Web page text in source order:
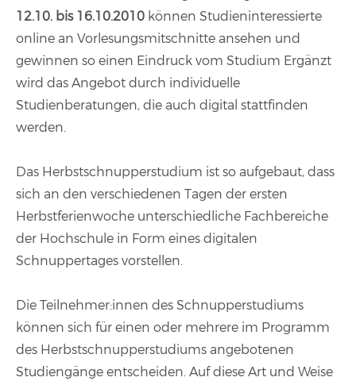
12.10. bis 16.10.2010 können Studieninteressierte
online an Vorlesungsmitschnitte ansehen und
gewinnen so einen Eindruck vom Studium Ergänzt
wird das Angebot durch individuelle
Studienberatungen, die auch digital stattfinden
werden.
Das Herbstschnupperstudium ist so aufgebaut, dass
sich an den verschiedenen Tagen der ersten
Herbstferienwoche unterschiedliche Fachbereiche
der Hochschule in Form eines digitalen
Schnuppertages vorstellen.
Die Teilnehmer:innen des Schnupperstudiums
können sich für einen oder mehrere im Programm
des Herbstschnupperstudiums angebotenen
Studiengänge entscheiden. Auf diese Art und Weise